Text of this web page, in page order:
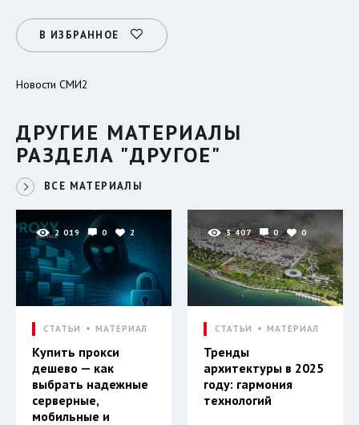
В ИЗБРАННОЕ
Новости СМИ2
ДРУГИЕ МАТЕРИАЛЫ
РАЗДЕЛА "ДРУГОЕ"
ВСЕ МАТЕРИАЛЫ
2 019 0 2
СТАТЬИ МАТЕРИАЛ
Купить прокси
дешево — как
выбрать надежные
серверные,
мобильные и
3 407 0 0
СТАТЬИ МАТЕРИАЛ
Тренды
архитектуры в 2025
году: гармония
технологий